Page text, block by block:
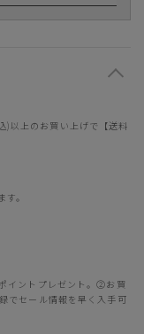
)以上のお買い上げで【送料
。
イントプレゼント。②お買
でセール情報を早く入手可